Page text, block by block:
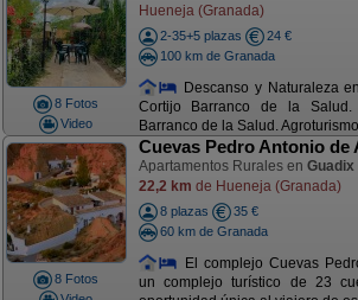
8 Fotos
Video
Hueneja (Granada)
2-35+5 plazas
24 €
100 km de Granada
Descanso y Naturaleza
Cortijo Barranco de la Salud.
Barranco de la Salud.
8 Fotos
Cuevas Pedro Antonio de
Apartamentos Rurales en Guadix
22,2 km de Hueneja (Granada)
8 plazas
35 €
60 km de Granada
El complejo Cuevas
un complejo turístico de 23